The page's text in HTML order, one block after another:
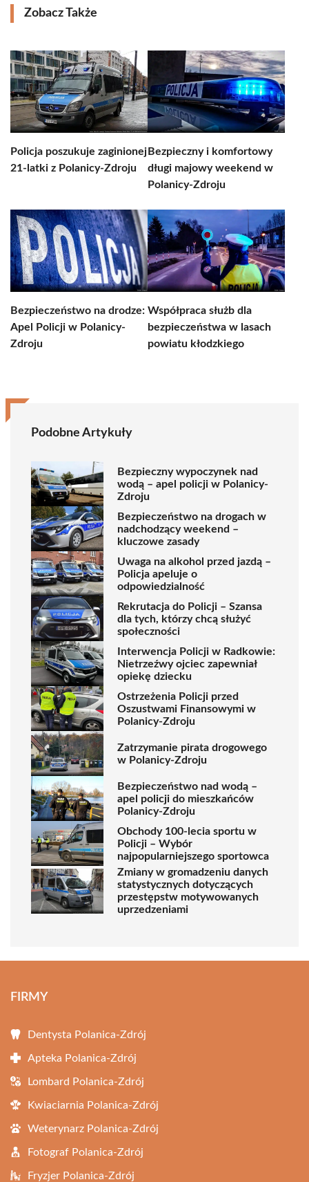
Zobacz Także
Policja poszukuje zaginionej
21-latki z Polanicy-Zdroju
Bezpieczny i komfortowy
długi majowy weekend w
Polanicy-Zdroju
Bezpieczeństwo na drodze:
Apel Policji w Polanicy-
Zdroju
Współpraca służb dla
bezpieczeństwa w lasach
powiatu kłodzkiego
Podobne Artykuły
Bezpieczny wypoczynek nad
wodą – apel policji w Polanicy-
Zdroju
Bezpieczeństwo na drogach w
nadchodzący weekend –
kluczowe zasady
Uwaga na alkohol przed jazdą –
Policja apeluje o
odpowiedzialność
Rekrutacja do Policji – Szansa
dla tych, którzy chcą służyć
społeczności
Interwencja Policji w Radkowie:
Nietrzeźwy ojciec zapewniał
opiekę dziecku
Ostrzeżenia Policji przed
Oszustwami Finansowymi w
Polanicy-Zdroju
Zatrzymanie pirata drogowego
w Polanicy-Zdroju
Bezpieczeństwo nad wodą –
apel policji do mieszkańców
Polanicy-Zdroju
Obchody 100-lecia sportu w
Policji – Wybór
najpopularniejszego sportowca
Zmiany w gromadzeniu danych
statystycznych dotyczących
przestępstw motywowanych
uprzedzeniami
FIRMY
Dentysta Polanica-Zdrój
Apteka Polanica-Zdrój
Lombard Polanica-Zdrój
Kwiaciarnia Polanica-Zdrój
Weterynarz Polanica-Zdrój
Fotograf Polanica-Zdrój
Fryzjer Polanica-Zdrój